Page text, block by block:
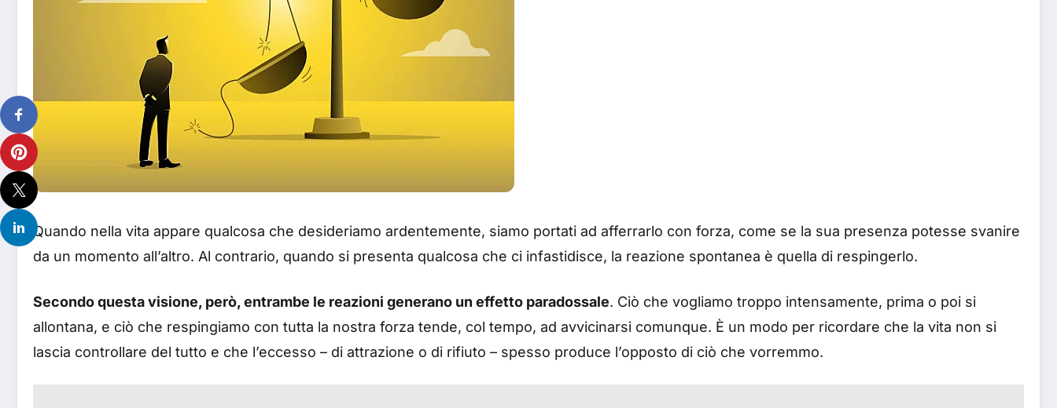
Quando nella vita appare qualcosa che desideriamo ardentemente, siamo portati ad afferrarlo con forza, come se la sua presenza potesse svanire
da un momento all’altro. Al contrario, quando si presenta qualcosa che ci infastidisce, la reazione spontanea è quella di respingerlo.
Secondo questa visione, però, entrambe le reazioni generano un effetto paradossale. Ciò che vogliamo troppo intensamente, prima o poi si
allontana, e ciò che respingiamo con tutta la nostra forza tende, col tempo, ad avvicinarsi comunque. È un modo per ricordare che la vita non si
lascia controllare del tutto e che l’eccesso – di attrazione o di rifiuto – spesso produce l’opposto di ciò che vorremmo.